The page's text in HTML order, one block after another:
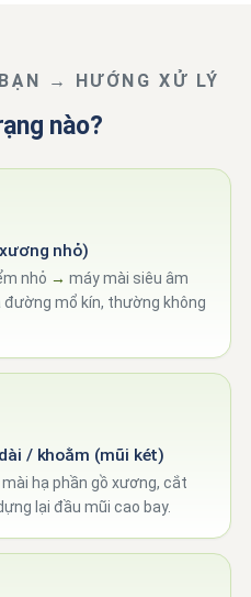
→ HƯỚNG XỬ LÝ
nào?
nhỏ)
nhỏ → máy mài siêu âm
mổ kín, thường không
/ khoằm (mũi két)
mài hạ phần gồ xương, cắt
lại đầu mũi cao bay.